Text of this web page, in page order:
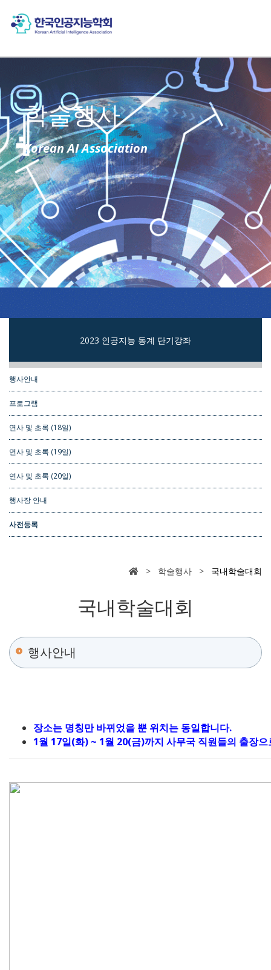
학술행사
Korean AI Association
2023 인공지능 동계 단기강좌
행사안내
프로그램
연사 및 초록 (18일)
연사 및 초록 (19일)
연사 및 초록 (20일)
행사장 안내
사전등록
> 학술행사 > 국내학술대회
국내학술대회
행사안내
장소는 명칭만 바뀌었을 뿐 위치는 동일합니다.
1월 17일(화) ~ 1월 20(금)까지 사무국 직원들의 출장